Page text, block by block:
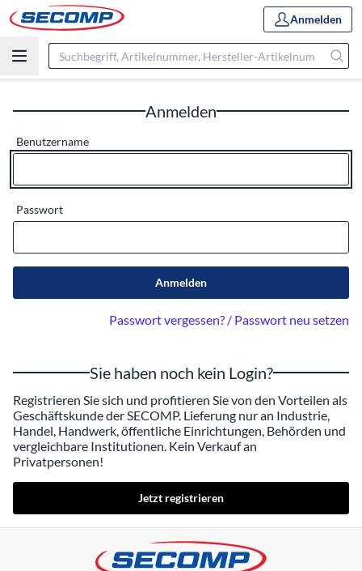
Anmelden
Anmelden
Benutzername
Passwort
Anmelden
Passwort vergessen? / Passwort neu setzen
Sie haben noch kein Login?
Registrieren Sie sich und profitieren Sie von den Vorteilen als
Geschäftskunde der SECOMP. Lieferung nur an Industrie,
Handel, Handwerk, öffentliche Einrichtungen, Behörden und
vergleichbare Institutionen. Kein Verkauf an
Privatpersonen!
Jetzt registrieren